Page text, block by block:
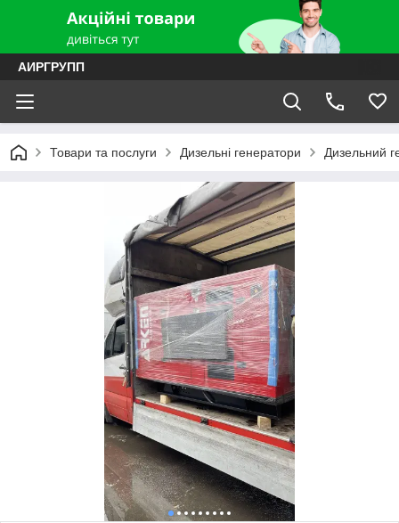
АИРГРУПП
Товари та послуги Дизельні генератори Дизельний